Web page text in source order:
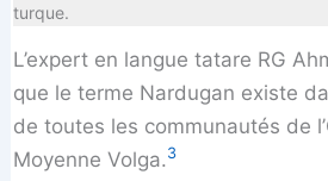
turque.
L’expert en langue tatare RG
que le terme Nardugan existe
de toutes les communautés de
Moyenne Volga.3